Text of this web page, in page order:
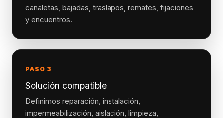
canaletas, bajadas, traslapos, remates, fijaciones
y encuentros.
PASO 3
Solución compatible
Definimos reparación, instalación,
impermeabilización, aislación, limpieza,